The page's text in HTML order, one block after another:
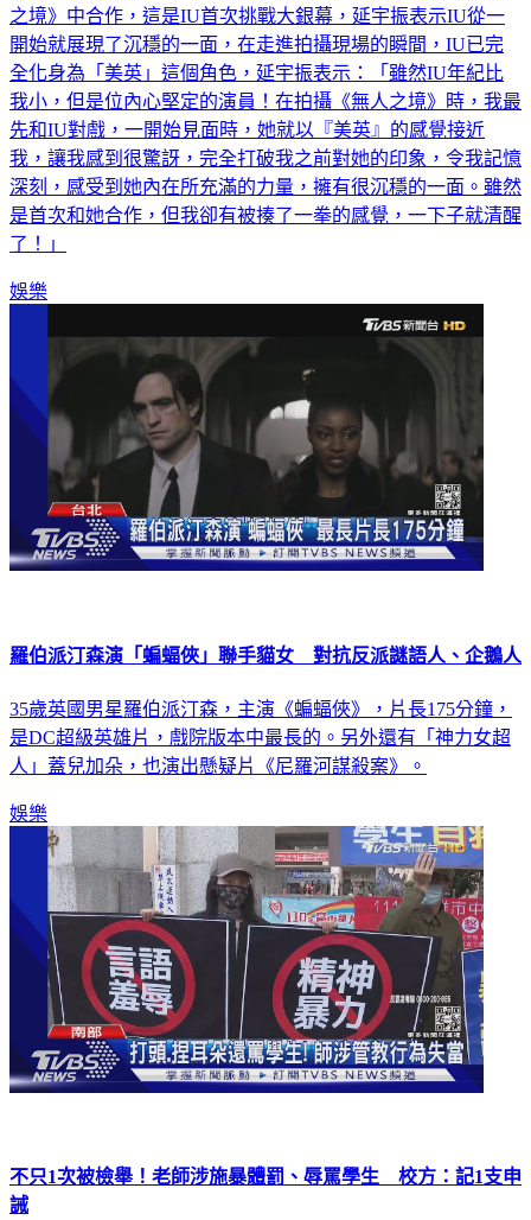
之境》中合作，這是IU首次挑戰大銀幕，延宇振表示IU從一
開始就展現了沉穩的一面，在走進拍攝現場的瞬間，IU已完
全化身為「美英」這個角色，延宇振表示：「雖然IU年紀比
我小，但是位內心堅定的演員！在拍攝《無人之境》時，我最
先和IU對戲，一開始見面時，她就以『美英』的感覺接近
我，讓我感到很驚訝，完全打破我之前對她的印象，令我記憶
深刻，感受到她內在所充滿的力量，擁有很沉穩的一面。雖然
是首次和她合作，但我卻有被揍了一拳的感覺，一下子就清醒
了！」
娛樂
羅伯派汀森演「蝙蝠俠」聯手貓女 對抗反派謎語人、企鵝人
35歲英國男星羅伯派汀森，主演《蝙蝠俠》，片長175分鐘，
是DC超級英雄片，戲院版本中最長的。另外還有「神力女超
人」蓋兒加朵，也演出懸疑片《尼羅河謀殺案》。
娛樂
不只1次被檢舉！老師涉施暴體罰、辱罵學生 校方：記1支申
誡